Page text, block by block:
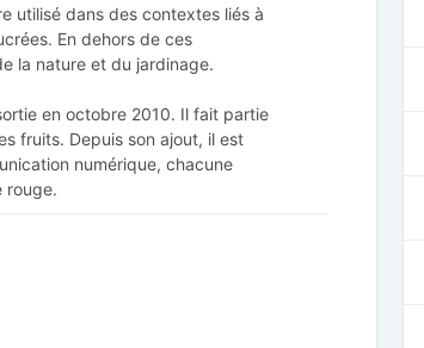
utilisé dans des contextes liés à
En dehors de ces
la nature et du jardinage.
en octobre 2010. Il fait partie
fruits. Depuis son ajout, il est
numérique, chacune
rouge.